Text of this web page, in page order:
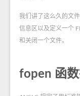
我们讲了这么久的文
信息区以及定义一个
和关闭一个文件。
fopen 函